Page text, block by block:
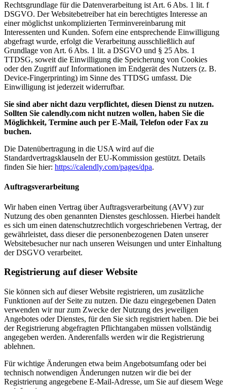
Rechtsgrundlage für die Datenverarbeitung ist Art. 6 Abs. 1 lit. f
DSGVO. Der Websitebetreiber hat ein berechtigtes Interesse an
einer möglichst unkomplizierten Terminvereinbarung mit
Interessenten und Kunden. Sofern eine entsprechende Einwilligung
abgefragt wurde, erfolgt die Verarbeitung ausschließlich auf
Grundlage von Art. 6 Abs. 1 lit. a DSGVO und § 25 Abs. 1
TTDSG, soweit die Einwilligung die Speicherung von Cookies
oder den Zugriff auf Informationen im Endgerät des Nutzers (z. B.
Device-Fingerprinting) im Sinne des TTDSG umfasst. Die
Einwilligung ist jederzeit widerrufbar.
Sie sind aber nicht dazu verpflichtet, diesen Dienst zu nutzen.
Sollten Sie calendly.com nicht nutzen wollen, haben Sie die
Möglichkeit, Termine auch per E-Mail, Telefon oder Fax zu
buchen.
Die Datenübertragung in die USA wird auf die
Standardvertragsklauseln der EU-Kommission gestützt. Details
finden Sie hier: https://calendly.com/pages/dpa.
Auftragsverarbeitung
Wir haben einen Vertrag über Auftragsverarbeitung (AVV) zur
Nutzung des oben genannten Dienstes geschlossen. Hierbei handelt
es sich um einen datenschutzrechtlich vorgeschriebenen Vertrag, der
gewährleistet, dass dieser die personenbezogenen Daten unserer
Websitebesucher nur nach unseren Weisungen und unter Einhaltung
der DSGVO verarbeitet.
Registrierung auf dieser Website
Sie können sich auf dieser Website registrieren, um zusätzliche
Funktionen auf der Seite zu nutzen. Die dazu eingegebenen Daten
verwenden wir nur zum Zwecke der Nutzung des jeweiligen
Angebotes oder Dienstes, für den Sie sich registriert haben. Die bei
der Registrierung abgefragten Pflichtangaben müssen vollständig
angegeben werden. Anderenfalls werden wir die Registrierung
ablehnen.
Für wichtige Änderungen etwa beim Angebotsumfang oder bei
technisch notwendigen Änderungen nutzen wir die bei der
Registrierung angegebene E-Mail-Adresse, um Sie auf diesem Wege